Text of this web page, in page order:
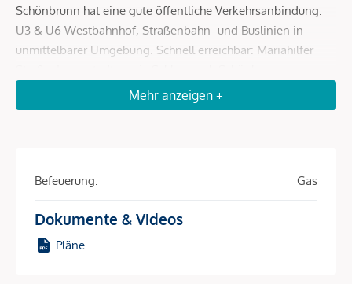
Schönbrunn hat eine gute öffentliche Verkehrsanbindung:
U3 & U6 Westbahnhof, Straßenbahn- und Buslinien in
unmittelbarer Umgebung. Schnell erreichbar: Mariahilfer
Altbau mit Potenzial -
sanierungsbedürftige 2-Zimmer-
Wohnung Nähe Westbahnhof &
Schönbrunn
Mehr anzeigen +
Befeuerung: Gas
Dokumente & Videos
Pläne